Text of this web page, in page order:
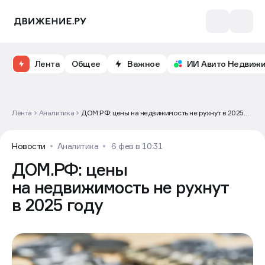
Лента Общее Важное ИИ Авито
Лента Аналитика
ДОМ.РФ: цены на недвижимость не рухнут в 2025
Новости Аналитика 6 фев в 10:31
ДОМ.РФ: цены
на недвижимость не рухнут
в 2025 году